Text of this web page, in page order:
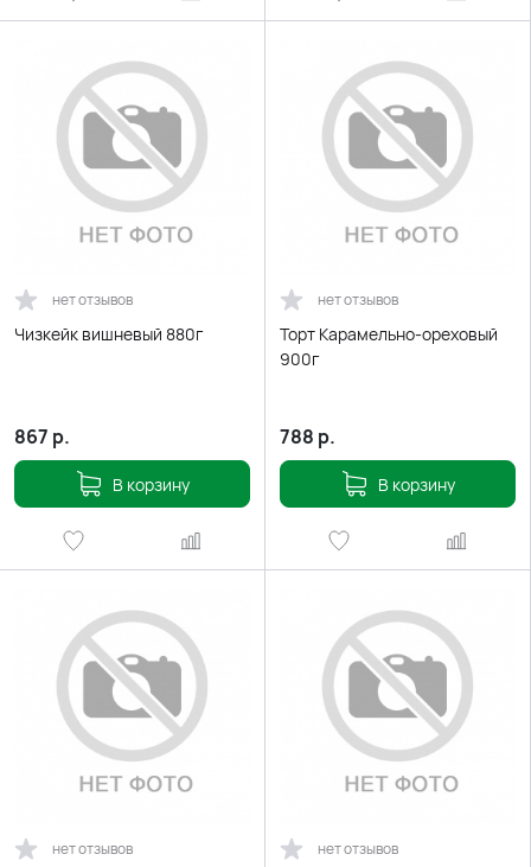
нет отзывов
Чизкейк вишневый 880г
867 р.
В корзину
нет отзывов
Торт Карамельно-ореховый
900г
788 р.
В корзину
нет отзывов нет отзывов